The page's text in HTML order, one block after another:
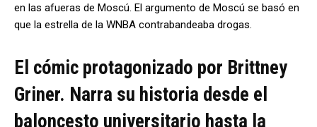
en las afueras de Moscú. El argumento de Moscú se basó en
que la estrella de la WNBA contrabandeaba drogas.
El cómic protagonizado por Brittney
Griner. Narra su historia desde el
baloncesto universitario hasta la